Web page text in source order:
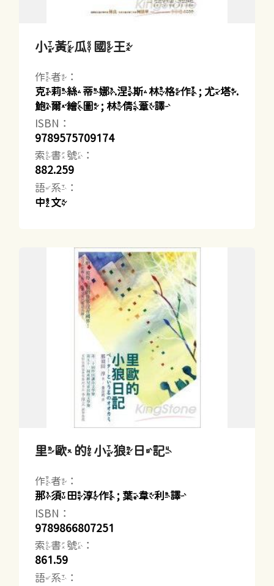
小黃瓜國王
作者：
克莉絲蒂娜.涅斯林格作 ; 尤塔.
鮑爾繪圖 ; 林倩葦譯
ISBN：
9789575709174
索書號：
882.259
語系：
中文
里歐的小狼日記
作者：
那須田淳作 ; 葉韋利譯
ISBN：
9789866807251
索書號：
861.59
語系：